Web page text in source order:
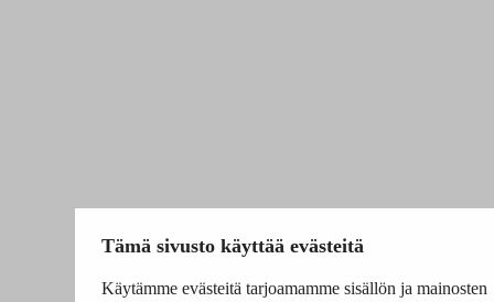
Tämä sivusto käyttää evästeitä
Käytämme evästeitä tarjoamamme sisällön ja mainosten